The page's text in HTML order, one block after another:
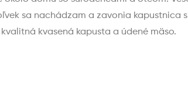
sa nachádzam a zavonia
kvasená kapusta a údené mäso.